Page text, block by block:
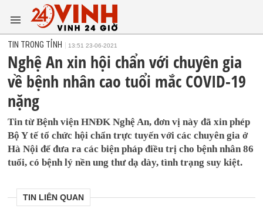
TIN TRONG TỈNH 13:51 23-06-2021
Nghệ An xin hội chẩn với chuyên gia
về bệnh nhân cao tuổi mắc COVID-19
nặng
Tin từ Bệnh viện HNĐK Nghệ An, đơn vị này đã xin phép
Bộ Y tế tổ chức hội chẩn trực tuyến với các chuyên gia ở
Hà Nội để đưa ra các biện pháp điều trị cho bệnh nhân 86
tuổi, có bệnh lý nền ung thư dạ dày, tình trạng suy kiệt.
TIN LIÊN QUAN